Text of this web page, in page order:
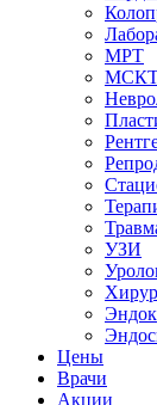
МРТ
УЗИ
Цены
Врачи
Акции